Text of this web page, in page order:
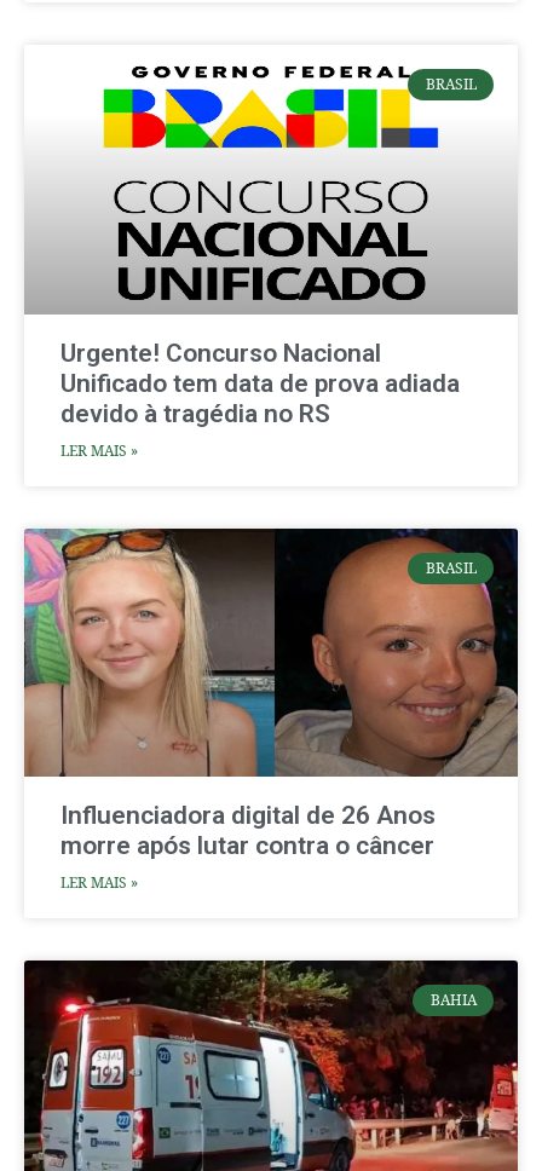
BRASIL
Urgente! Concurso Nacional
Unificado tem data de prova adiada
devido à tragédia no RS
LER MAIS »
BRASIL
Influenciadora digital de 26 Anos
morre após lutar contra o câncer
LER MAIS »
BAHIA